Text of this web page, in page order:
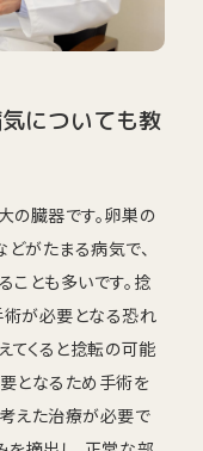
についても教
の臓器です。卵巣の
がたまる病気で、
ことも多いです。捻
が必要となる恐れ
てくると捻転の可能
となるため手術を
えた治療が必要で